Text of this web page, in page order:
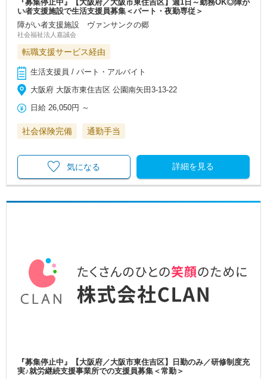
『募集停止中』【大阪府／大阪市東住吉区】週1日～勤務OK◎障が
い者支援施設で生活支援員募集＜パート・夜勤専従＞
障がい者支援施設 ヴァンサンクの郷
社会福祉法人嘉誠会
転職支援サービス経由
生活支援員 / パート・アルバイト
大阪府 大阪市東住吉区 公園南矢田3-13-22
日給 26,050円 ～
社会保険完備 通勤手当
詳細を見る
気になる
『募集停止中』【大阪府／大阪市東住吉区】日勤のみ／研修制度充
実♪就労継続支援事業所での支援員募集＜常勤＞